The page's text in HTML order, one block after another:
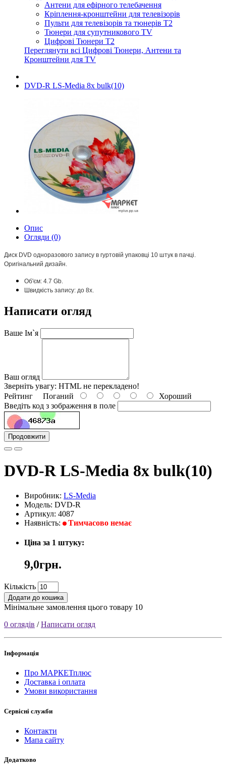
Антени для ефірного телебачення
Кріплення-кронштейни для телевізорів
Пульти для телевізорів та тюнерів T2
Тюнери для супутникового TV
Цифрові Тюнери T2
Переглянути всі Цифрові Тюнери, Антени та
Кронштейни для TV
DVD-R LS-Media 8x bulk(10)
Опис
Огляди (0)
Диск DVD одноразового запису в гуртовій упаковці 10 штук в пачці.
Оригінальний дизайн.
Об'єм: 4.7 Gb.
Швидкість запису: до 8х.
Написати огляд
Ваше Ім`я
Ваш огляд
Зверніть увагу: HTML не перекладено!
Рейтинг Поганий
Хороший
Введіть код з зображення в поле
Продовжити
DVD-R LS-Media 8x bulk(10)
Виробник: LS-Media
Модель: DVD-R
Артикул: 4087
Наявність:
Тимчасово немає
Ціна за 1 штуку:
9,0грн.
Кількість
Додати до кошика
Мінімальне замовлення цього товару 10
0 оглядів /Написати огляд
Інформація
Про МАРКЕТплюс
Доставка і оплата
Умови використання
Сервісні служби
Контакти
Мапа сайту
Додатково